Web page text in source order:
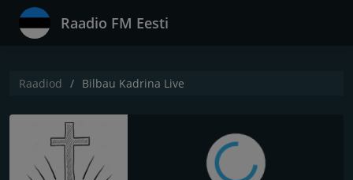
Raadio FM Eesti
Raadiod Bilbau Kadrina Live